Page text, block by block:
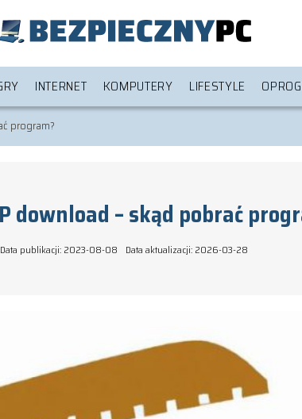
INTERNET KOMPUTERY LIFESTYLE
program?
download – skąd pobrać
Data publikacji: 2023-08-08 Data aktualizacji: 2026-03-28